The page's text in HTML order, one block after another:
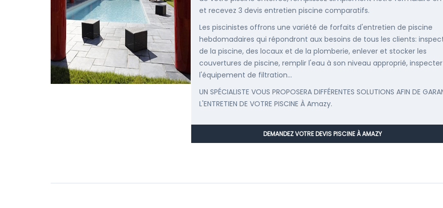
et recevez 3 devis entretien piscine comparatifs.
Les piscinistes offrons une variété de forfaits d'entretien de piscine
hebdomadaires qui répondront aux besoins de tous les clients:
de la piscine, des locaux et de la plomberie, enlever et stocker les
couvertures de piscine, remplir l'eau à son niveau approprié, inspecter
l'équipement de filtration...
UN SPÉCIALISTE VOUS PROPOSERA DIFFÉRENTES SOLUTIONS AFIN DE
L'ENTRETIEN DE VOTRE PISCINE À Amazy.
DEMANDEZ VOTRE DEVIS PISCINE À AMAZY